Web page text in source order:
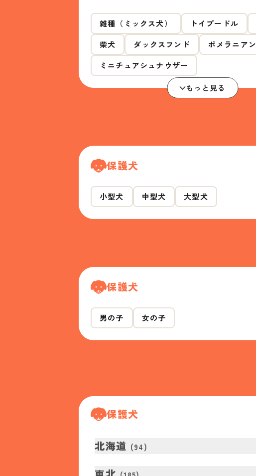
雑種（ミックス犬） トイプードル
柴犬
ダックスフンド
ポメラニアン
ミニチュアシュナウザー
もっと見る
保護犬
小型犬 中型犬 大型犬
保護犬
男の子 女の子
保護犬
北海道 (94)